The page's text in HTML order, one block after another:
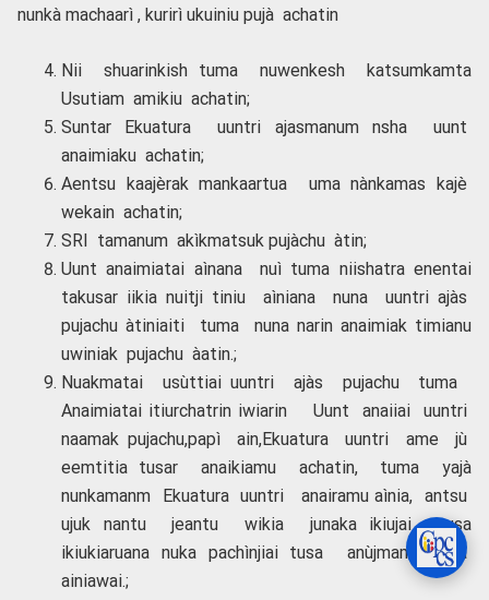
nunkà machaarì , kurirì ukuiniu pujà achatin
Nii shuarinkish tuma nuwenkesh katsumkamta
Usutiam amikiu achatin;
Suntar Ekuatura uuntri ajasmanum nsha uunt
anaimiaku achatin;
Aentsu kaajèrak mankaartua uma nànkamas kajè
wekain achatin;
SRI tamanum akìkmatsuk pujàchu àtin;
Uunt anaimiatai aìnana nuì tuma niishatra enentai
takusar iikia nuitji tiniu aìniana nuna uuntri ajàs
pujachu àtiniaiti tuma nuna narin anaimiak timianu
uwiniak pujachu àatin.;
Nuakmatai usùttiai uuntri ajàs pujachu tuma
Anaimiatai itiurchatrin iwiarin Uunt anaiiai uuntri
naamak pujachu,papì ain,Ekuatura uuntri ame jù
eemtitia tusar anaikiamu achatin, tuma yajà
nunkamanm Ekuatura uuntri anairamu aìnia, antsu
ujuk nantu jeantu wikia junaka ikiujai tusa
ikiukiaruana nuka pachìnjiai tusa anùjmamkamnia
ainiawai.;